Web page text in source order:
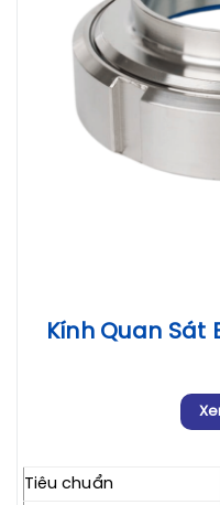
Kính Quan Sát
Tiêu chuẩn